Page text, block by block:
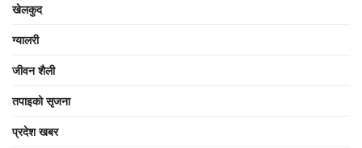
खेलकुद
ग्यालरी
जीवन शैली
तपाइको सृजना
प्रदेश खबर